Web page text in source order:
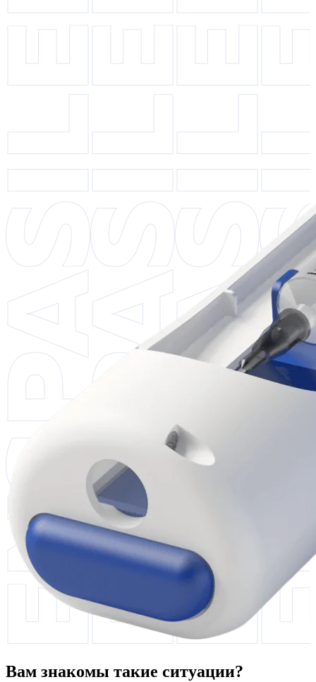
Вам знакомы такие ситуации?